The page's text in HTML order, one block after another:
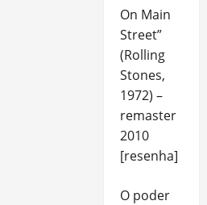
On Main
Street”
(Rolling
Stones,
1972) –
remaster
2010
[resenha]
O poder